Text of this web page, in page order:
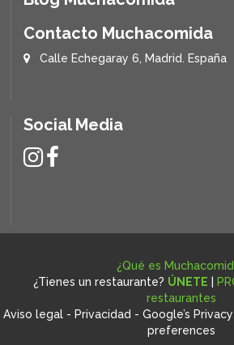
Contacto Muchacomida
Calle Echegaray 6, Madrid. España
Social Media
¿Qué es
¿Tienes un restaurante? ÚNETE
restaurantes
Aviso legal - Privacidad - Google’s
preferences